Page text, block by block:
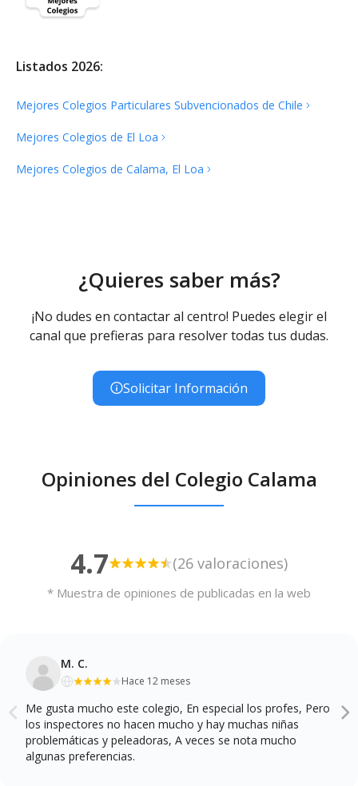
Listados 2026:
Mejores Colegios Particulares Subvencionados de Chile
Mejores Colegios de El Loa
Mejores Colegios de Calama, El Loa
¿Quieres saber más?
¡No dudes en contactar al centro! Puedes elegir el
canal que prefieras para resolver todas tus dudas.
Solicitar Información
Opiniones del Colegio Calama
4.7 (26 valoraciones)
* Muestra de opiniones de publicadas en la web
M. C.
Hace 12 meses
Me gusta mucho este colegio, En especial los profes, Pero
los inspectores no hacen mucho y hay muchas niñas
problemáticas y peleadoras, A veces se nota mucho
algunas preferencias.